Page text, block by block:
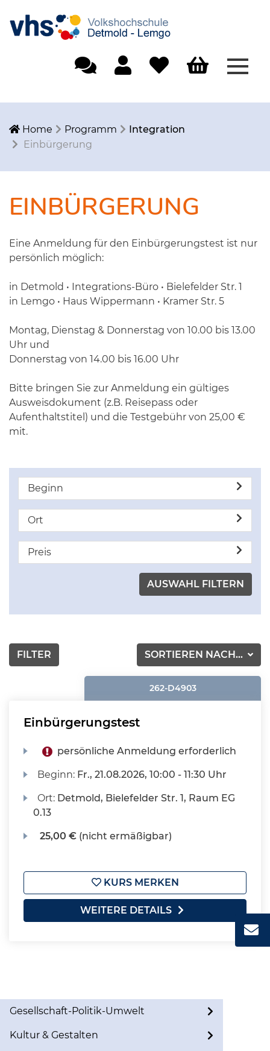
Home Programm
Integration
Einbürgerung
EINBÜRGERUNG
Eine Anmeldung für den Einbürgerungstest ist nur
persönlich möglich:
in Detmold • Integrations-Büro • Bielefelder Str. 1
in Lemgo • Haus Wippermann • Kramer Str. 5
Montag, Dienstag & Donnerstag von 10.00 bis 13.00
Uhr und
Donnerstag von 14.00 bis 16.00 Uhr
Bitte bringen Sie zur Anmeldung ein gültiges
Ausweisdokument (z.B. Reisepass oder
Aufenthaltstitel) und die Testgebühr von 25,00 €
mit.
Beginn
Ort
Preis
SORTIEREN NACH...
FILTER
262-D4903
Einbürgerungstest
persönliche Anmeldung erforderlich
Beginn: Fr., 21.08.2026, 10:00 - 11:30 Uhr
Ort: Detmold, Bielefelder Str. 1, Raum EG
0.13
25,00 € (nicht ermäßigbar)
KURS MERKEN
WEITERE DETAILS
Gesellschaft-Politik-Umwelt
Kultur & Gestalten